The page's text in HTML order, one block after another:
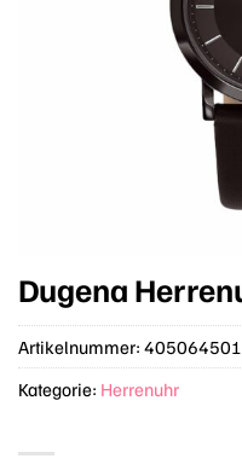
Dugena
Artikelnummer:
Kategorie: Herrenuhr